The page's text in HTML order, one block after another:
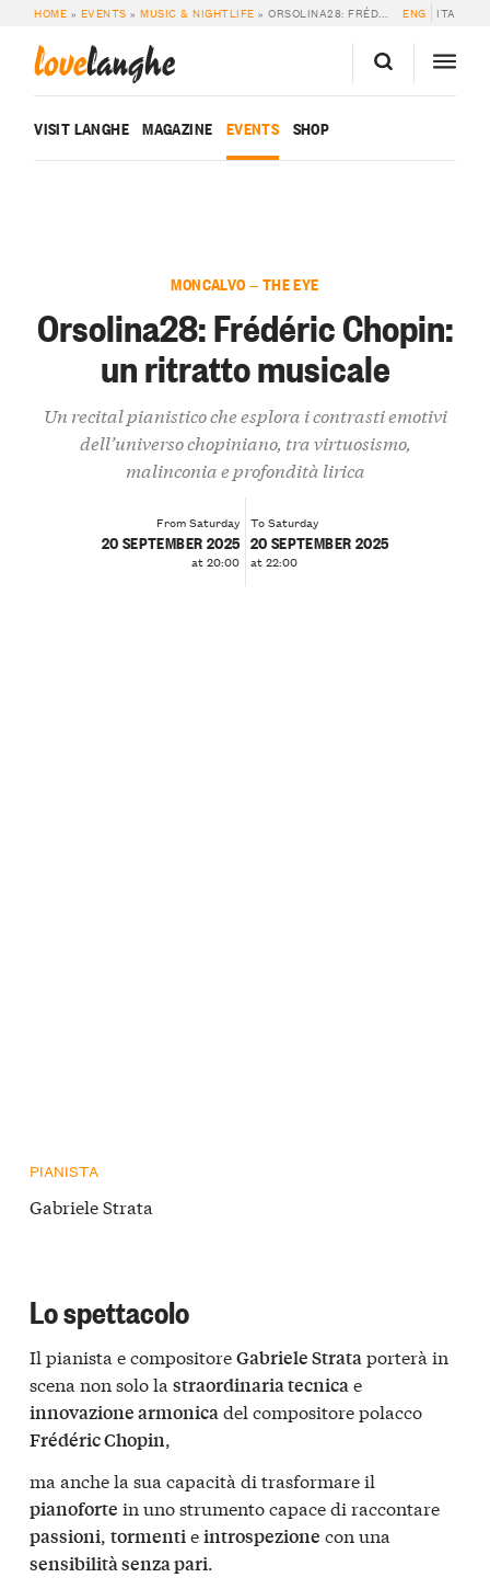
HOME » EVENTS »MUSIC & NIGHTLIFE »ORSOLINA28: FRÉDÉRIC CHOPIN: UN RITRATTO MUSICALE ENG ITA
lovelanghe
VISIT LANGHE MAGAZINE EVENTS SHOP
MONCALVO — THE EYE
Orsolina28: Frédéric Chopin:
un ritratto musicale
Un recital pianistico che esplora i contrasti emotivi
dell’universo chopiniano, tra virtuosismo,
malinconia e profondità lirica
From Saturday
20 SEPTEMBER 2025
at 20:00
To Saturday
20 SEPTEMBER 2025
at 22:00
PIANISTA
Gabriele Strata
Lo spettacolo
Il pianista e compositoreGabriele Strataporterà in
scena non solo la straordinaria tecnicae
innovazione armonicadel compositore polacco
Frédéric Chopin,
ma anche la sua capacità di trasformare il
pianoforte in uno strumento capace di raccontare
passioni, tormentieintrospezione con una
sensibilità senza pari.